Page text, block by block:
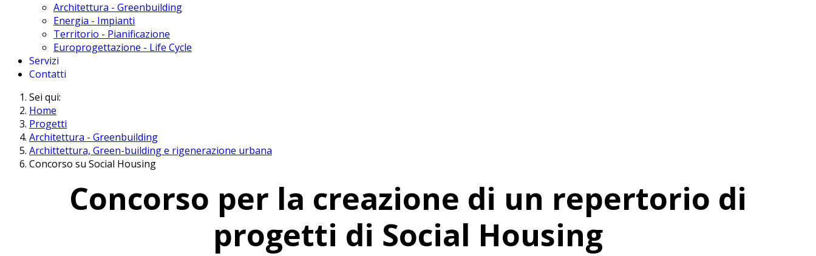
Architettura - Greenbuilding
Energia - Impianti
Territorio - Pianificazione
Europrogettazione - Life Cycle
Servizi
Contatti
Sei qui:
Home
Progetti
Architettura - Greenbuilding
Archittettura, Green-building e rigenerazione urbana
Concorso su Social Housing
Concorso per la creazione di un repertorio di
progetti di Social Housing